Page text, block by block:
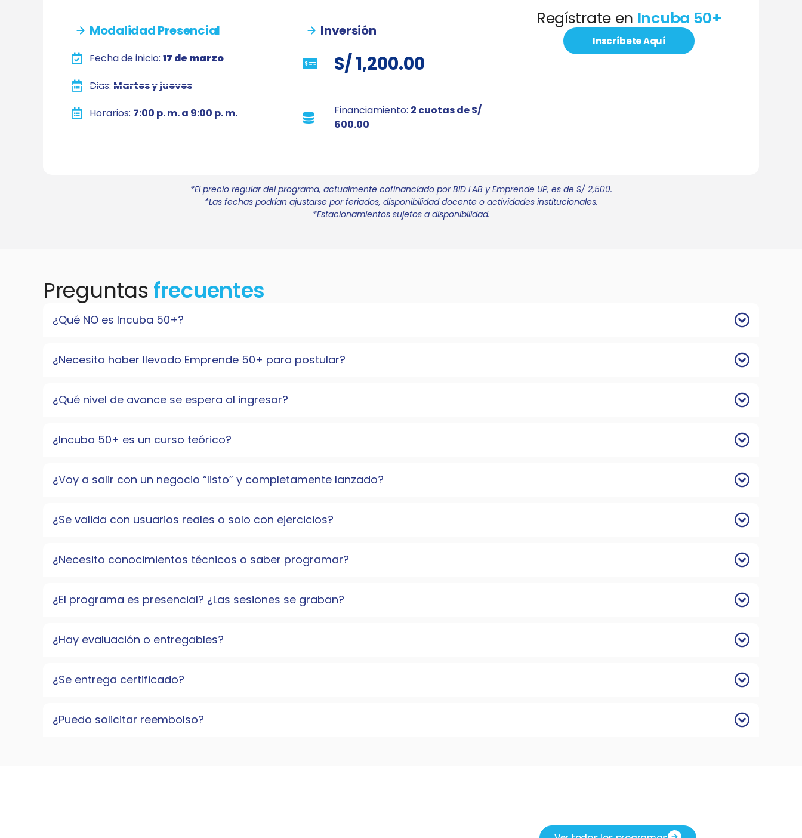
Modalidad Presencial
Fecha de inicio: 17 de marzo
Dias: Martes y jueves
Horarios: 7:00 p. m. a 9:00 p. m.
Inversión
S/ 1,200.00
Financiamiento: 2 cuotas de S/
600.00
Regístrate en Incuba 50+
Inscríbete Aquí
*El precio regular del programa, actualmente cofinanciado por BID LAB y Emprende UP, es de S/ 2,500.
*Las fechas podrían ajustarse por feriados, disponibilidad docente o actividades institucionales.
*Estacionamientos sujetos a disponibilidad.
Preguntas frecuentes
¿Qué NO es Incuba 50+?
¿Necesito haber llevado Emprende 50+ para postular?
¿Qué nivel de avance se espera al ingresar?
¿Incuba 50+ es un curso teórico?
¿Voy a salir con un negocio “listo” y completamente lanzado?
¿Se valida con usuarios reales o solo con ejercicios?
¿Necesito conocimientos técnicos o saber programar?
¿El programa es presencial? ¿Las sesiones se graban?
¿Hay evaluación o entregables?
¿Se entrega certificado?
¿Puedo solicitar reembolso?